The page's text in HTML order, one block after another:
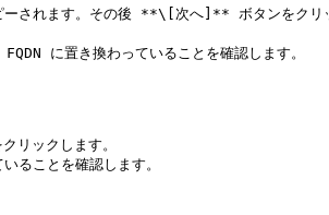
ます。その後 **\[次へ]** ボタンをクリッ
に置き換わっていることを確認します。
リックします。
ることを確認します。